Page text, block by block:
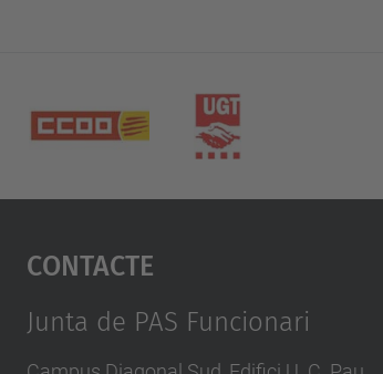
Contacte
Junta de PAS Funcionari